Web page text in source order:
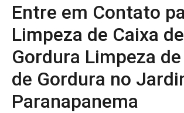
Entre em Contato
Limpeza de Caixa de
Gordura Limpeza
de Gordura no
Paranapanema